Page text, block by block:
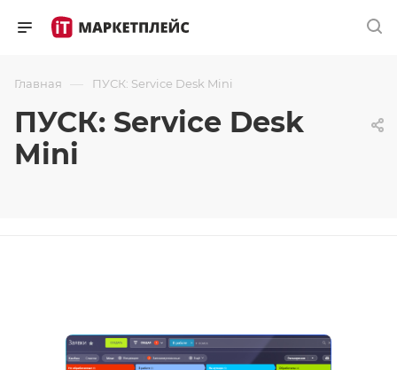
Главная — ПУСК: Service Desk Mini
ПУСК: Service Desk
Mini